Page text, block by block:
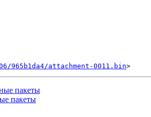
attachment-0011.bin
пакеты
пакеты